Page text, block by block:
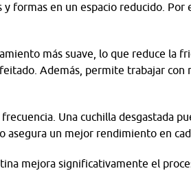
formas en un espacio reducido. Por
más suave, lo que reduce la
Además, permite trabajar con
Una cuchilla desgastada
un mejor rendimiento en
mejora significativamente el